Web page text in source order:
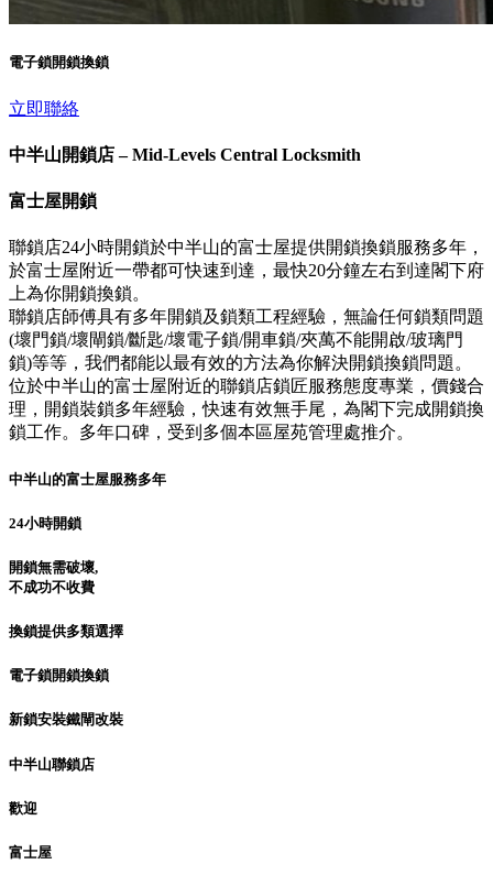
電子鎖開鎖換鎖
立即聯絡
中半山開鎖店 – Mid-Levels Central Locksmith
富士屋開鎖
聯鎖店24小時開鎖於中半山的富士屋提供開鎖換鎖服務多年，
於富士屋附近一帶都可快速到達，最快20分鐘左右到達閣下府
上為你開鎖換鎖。
聯鎖店師傅具有多年開鎖及鎖類工程經驗，無論任何鎖類問題
(壞門鎖/壞閘鎖/斷匙/壞電子鎖/開車鎖/夾萬不能開啟/玻璃門
鎖)等等，我們都能以最有效的方法為你解決開鎖換鎖問題。
位於中半山的富士屋附近的聯鎖店鎖匠服務態度專業，價錢合
理，開鎖裝鎖多年經驗，快速有效無手尾，為閣下完成開鎖換
鎖工作。多年口碑，受到多個本區屋苑管理處推介。
中半山的富士屋服務多年
24小時開鎖
開鎖無需破壞,
不成功不收費
換鎖提供多類選擇
電子鎖開鎖換鎖
新鎖安裝鐵閘改裝
中半山聯鎖店
歡迎
富士屋